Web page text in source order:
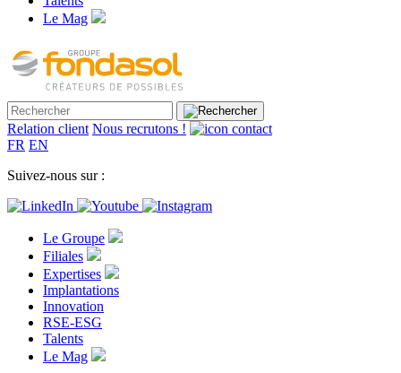
Le Mag
Relation client Nous recrutons !
FR EN
Suivez-nous sur :
Le Groupe
Filiales
Expertises
Implantations
Innovation
RSE-ESG
Talents
Le Mag